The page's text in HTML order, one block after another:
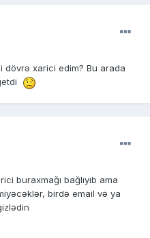
dövrə xarici edim? Bu arada
buraxmağı bağlıyıb ama
birdə email və ya